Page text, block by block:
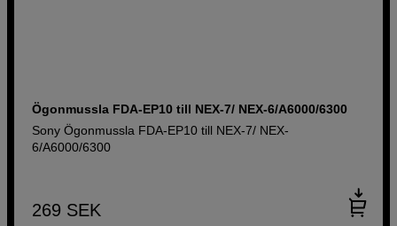
Ögonmussla FDA-EP10 till NEX-7/ NEX-6/A6000/6300
Sony Ögonmussla FDA-EP10 till NEX-7/ NEX-
6/A6000/6300
269 SEK